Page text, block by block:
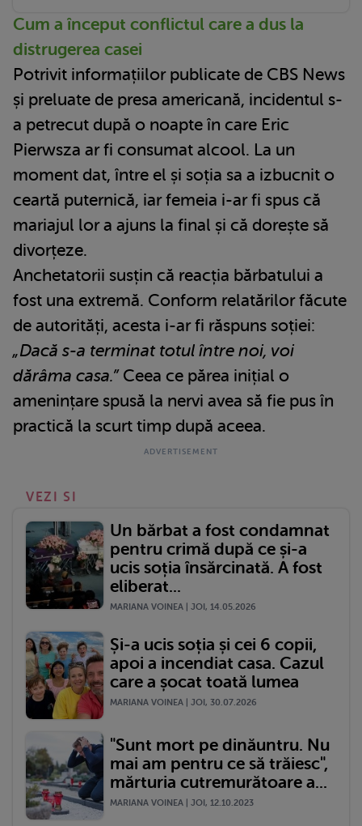
Cum a început conflictul care a dus la
distrugerea casei
Potrivit informațiilor publicate de CBS News
și preluate de presa americană, incidentul s-
a petrecut după o noapte în care Eric
Pierwsza ar fi consumat alcool. La un
moment dat, între el și soția sa a izbucnit o
ceartă puternică, iar femeia i-ar fi spus că
mariajul lor a ajuns la final și că dorește să
divorțeze.
Anchetatorii susțin că reacția bărbatului a
fost una extremă. Conform relatărilor făcute
de autorități, acesta i-ar fi răspuns soției:
„Dacă s-a terminat totul între noi, voi
dărâma casa.”Ceea ce părea inițial o
amenințare spusă la nervi avea să fie pus în
practică la scurt timp după aceea.
VEZI SI
Un bărbat a fost condamnat
pentru crimă după ce și-a
ucis soția însărcinată. A fost
eliberat...
MARIANA VOINEA | JOI, 14.05.2026
Și-a ucis soția și cei 6 copii,
apoi a incendiat casa. Cazul
care a șocat toată lumea
MARIANA VOINEA | JOI, 30.07.2026
"Sunt mort pe dinăuntru. Nu
mai am pentru ce să trăiesc",
mărturia cutremurătoare a...
MARIANA VOINEA | JOI, 12.10.2023